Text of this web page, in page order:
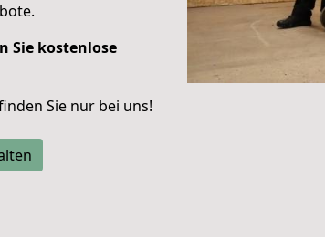
Sie kostenlose
Sie nur bei uns!